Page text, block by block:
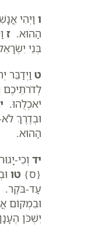
ו וַיְהִי
הַהוּא. ז
בְּנֵי
ט וַיְדַבֵּר
יֹאכְלֻהוּ.
וּבְדֶרֶךְ
הַהוּא.
יד וְכִי-
{ס} טו
עַד-בֹּקֶר.
וּבִמְקוֹם
יִשְׁכֹּן